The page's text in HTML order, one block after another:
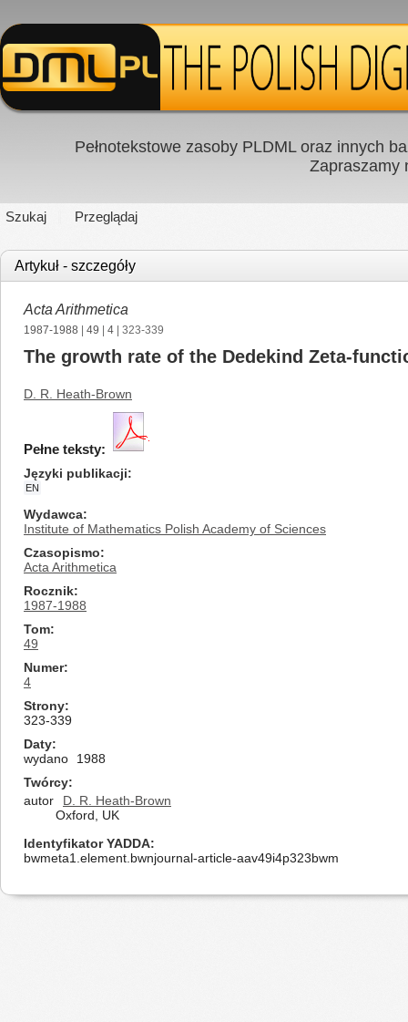
Pełnotekstowe zasoby PLDML oraz innych
Zapraszamy
Szukaj Przeglądaj
Artykuł - szczegóły
Acta Arithmetica
1987-1988 49 4 | 323-339
The growth rate of the Dedekind Zeta-
D. R. Heath-Brown
Pełne teksty:
Języki publikacji
EN
Wydawca
Institute of Mathematics Polish Academy of Sciences
Czasopismo
Acta Arithmetica
Rocznik
1987-1988
Tom
49
Numer
4
Strony
323-339
Daty
wydano
1988
Twórcy
autor
D. R. Heath-Brown
Oxford, UK
Identyfikator YADDA
bwmeta1.element.bwnjournal-article-aav49i4p323bwm